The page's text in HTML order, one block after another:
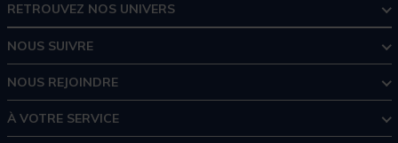
RETROUVEZ NOS UNIVERS
NOUS SUIVRE
NOUS REJOINDRE
À VOTRE SERVICE